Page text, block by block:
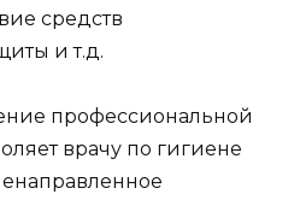
средств
и т.д.
профессиональной
врачу по гигиене